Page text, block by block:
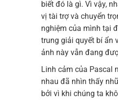
biết đó là gì. Vì vậy,
vị tài trợ và chuyển
nghiệm của mình tại
trung giải quyết bí ẩn
ảnh này vẫn đang
Linh cảm của Pascal
nhau đã nhìn thấy
bởi vì khi chúng ta